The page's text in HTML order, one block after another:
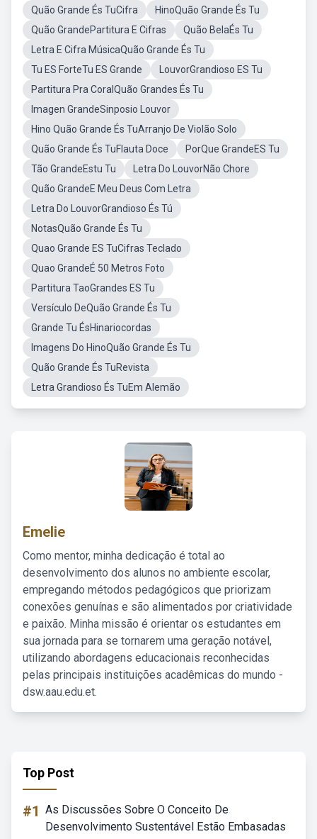
Quão Grande És TuCifra
HinoQuão Grande És Tu
Quão GrandePartitura E Cifras
Quão BelaÉs Tu
Letra E Cifra MúsicaQuão Grande És Tu
Tu ES ForteTu ES Grande
LouvorGrandioso ES Tu
Partitura Pra CoralQuão Grandes És Tu
Imagen GrandeSinposio Louvor
Hino Quão Grande És TuArranjo De Violão Solo
Quão Grande És TuFlauta Doce
PorQue GrandeES Tu
Tão GrandeEstu Tu
Letra Do LouvorNão Chore
Quão GrandeE Meu Deus Com Letra
Letra Do LouvorGrandioso És Tú
NotasQuão Grande És Tu
Quao Grande ES TuCifras Teclado
Quao GrandeÉ 50 Metros Foto
Partitura TaoGrandes ES Tu
Versículo DeQuão Grande És Tu
Grande Tu ÉsHinariocordas
Imagens Do HinoQuão Grande És Tu
Quão Grande És TuRevista
Letra Grandioso És TuEm Alemão
Emelie
Como mentor, minha dedicação é total ao
desenvolvimento dos alunos no ambiente escolar,
empregando métodos pedagógicos que priorizam
conexões genuínas e são alimentados por criatividade
e paixão. Minha missão é orientar os estudantes em
sua jornada para se tornarem uma geração notável,
utilizando abordagens educacionais reconhecidas
pelas principais instituições acadêmicas do mundo -
dsw.aau.edu.et.
Top Post
#1 As Discussões Sobre O Conceito De
Desenvolvimento Sustentável Estão Embasadas